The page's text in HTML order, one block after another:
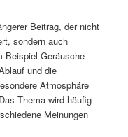
Beitrag, der nicht
sondern auch
Beispiel Geräusche
und die
Atmosphäre
Thema wird häufig
Meinungen